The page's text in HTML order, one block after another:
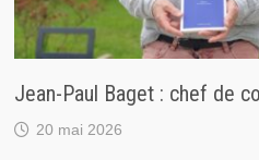
Jean-Paul Baget : chef de
20 mai 2026